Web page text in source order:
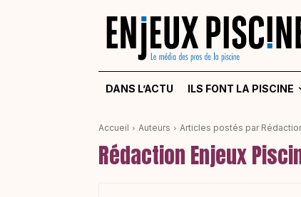
DANS L’ACTU ILS FONT LA PISCINE
Accueil Auteurs Articles postés par
Rédaction Enjeux